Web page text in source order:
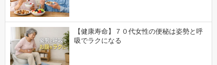
【健康寿命】７０代女性の便秘は姿勢と呼
吸でラクになる